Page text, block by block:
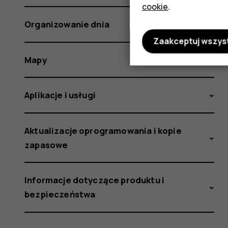
Organizowanie dnia
Mapy
Aplikacje i usługi
Aktualizacje oprogramowania i kopie
zapasowe
Informacje dotyczące produktu i
bezpieczeństwa
cookie.
Zaakceptuj